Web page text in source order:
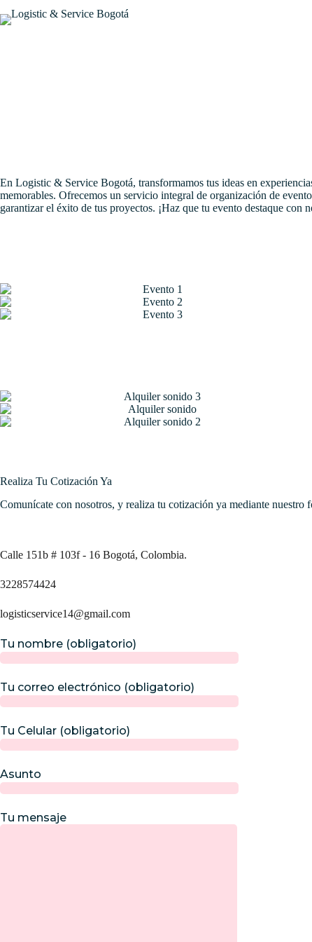
al
En Logistic & Service Bogotá, transformamos tus ideas en
memorables. Ofrecemos un servicio integral de organización de
garantizar el éxito de tus proyectos. ¡Haz que tu evento destaque con
Realiza Tu Cotización Ya
Comunícate con nosotros, y realiza tu cotización ya mediante
Calle 151b # 103f - 16 Bogotá, Colombia.
3228574424
logisticservice14@gmail.com
Tu nombre (obligatorio)
Tu correo electrónico (obligatorio)
Tu Celular (obligatorio)
Asunto
Tu mensaje